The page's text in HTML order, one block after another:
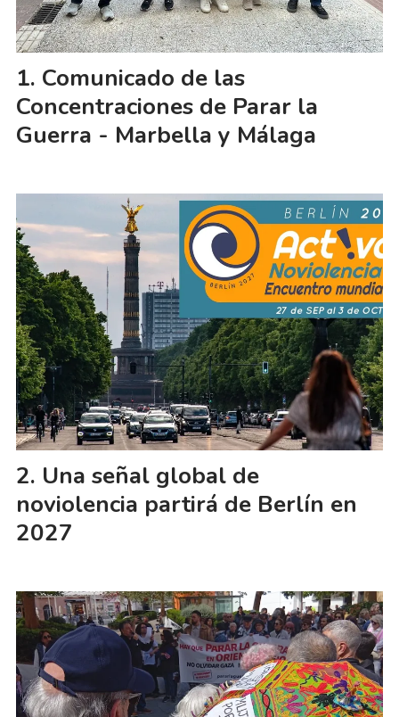
Comunicado de las
Concentraciones de Parar la
Guerra - Marbella y Málaga
Una señal global de
noviolencia partirá de Berlín en
2027